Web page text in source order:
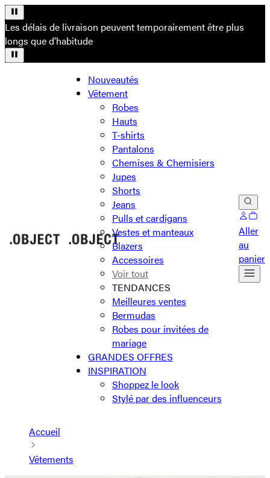
Les délais de livraison peuvent temporairement être plus
longs que d’habitude
Nouveautés
Vêtement
Robes
Hauts
T-shirts
Pantalons
Chemises & Chemisiers
Jupes
Shorts
Jeans
Pulls et cardigans
Vestes et manteaux
Blazers
Accessoires
Voir tout
TENDANCES
Meilleures ventes
Bermudas
Robes pour invitées de
mariage
GRANDES OFFRES
INSPIRATION
Shoppez le look
Stylé par des influenceurs
Aller
au
panier
Accueil
Vêtements